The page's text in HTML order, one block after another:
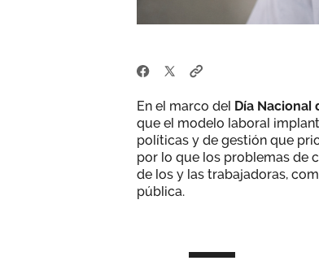
En el marco del Día Nacional
que el modelo laboral
políticas y de gestión que
por lo que los problemas de
de los y las trabajadoras,
pública.